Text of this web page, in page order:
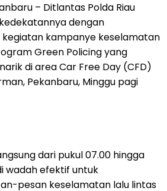
– Ditlantas Polda Riau
dengan
kampanye keselamatan
Green Policing yang
di area Car Free Day (CFD)
Pekanbaru, Minggu pagi
dari pukul 07.00 hingga
wadah efektif untuk
pesan keselamatan lalu lintas